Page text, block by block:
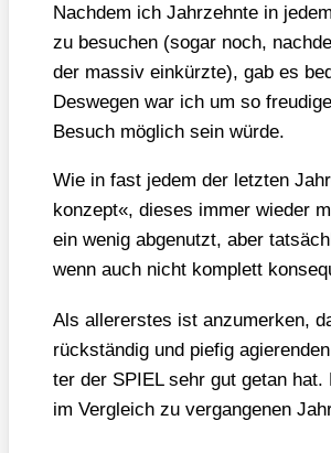
Nach­dem ich Jahr­zehn­te in
zu besu­chen (sogar noch,
der mas­siv ein­kürz­te), gab es
Des­we­gen war ich um so
Besuch mög­lich sein wür­de.
Wie in fast jedem der letz­ten
kon­zept«, die­ses immer wie­der
ein wenig abge­nutzt, aber
wenn auch nicht kom­plett
Als aller­ers­tes ist anzu­mer­ken,
rück­stän­dig und pie­fig
ter der SPIEL sehr gut getan
im Ver­gleich zu ver­gan­ge­nen